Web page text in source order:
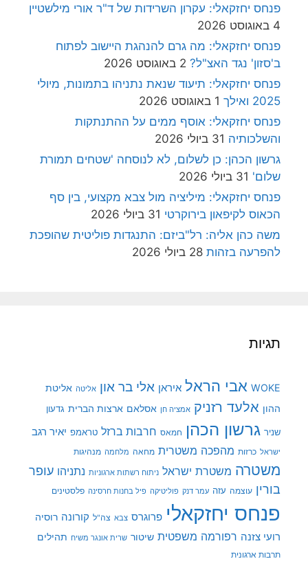
פנחס יחזקאלי: עקרון השרידות של ד"ר אורי מילשטיין
4 באוגוסט 2026
פנחס יחזקאלי: מה גרם להנהגת היישוב לפתוח
ב'סזון' נגד האצ"ל? 2 באוגוסט 2026
פנחס יחזקאלי: תיעוד שנאת נתניהו בתמונות, מיולי
2025 ואילך
1 באוגוסט 2026
פנחס יחזקאלי: אוסף ממים על ההתנתקות
והשלכותיה 31 ביולי 2026
גרשון הכהן: כן לשלום, לא לנוסחה 'שטחים תמורת
שלום' 31 ביולי 2026
פנחס יחזקאלי: מיליציה מול צבא מקצועי, בין סף
הכאוס לקיפאון בירוקרטי 31 ביולי 2026
משה כהן אליה: רל"ביזם: התנגדות פוליטית שהופכת
להפרעה בזהות 28 ביולי 2026
תגיות
WOKE אבי הראל איראן אלי בר און אליטה אליטת
ההון אלעד רזניק אמציה חן אסלאם ארצות הברית גדעון
שניר גרשון הכהן חמאס חרבות ברזל טראמפ יאיר רגב
ישראל כרזות מהפכה משטרית מחאה מלחמה מנהיגות
משטרה משטרת ישראל ניתוח רשתות ארגוניות נתניהו עופר
בורין עוצמה עזה עמר דנק פוליטיקה פיל בחנות חרסינה פלסטינים
פנחס יחזקאלי פרוגרס צבא צה"ל קורונה רוסיה
רועי צזנה רפורמה משפטית שיטור שרית אונגר משיח תהילים
תרבות ארגונית